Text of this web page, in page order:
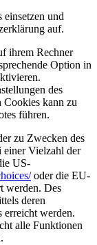
und
auf.
ihrem Rechner
Option in
des
Cookies kann zu
führen.
zu Zwecken des
einer Vielzahl der
US-
oder die EU-
werden. Des
deren
erreicht werden.
alle Funktionen